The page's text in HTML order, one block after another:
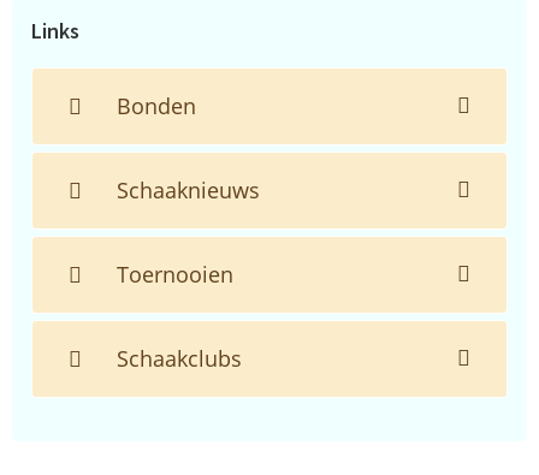
Links
Bonden
Schaaknieuws
Toernooien
Schaakclubs